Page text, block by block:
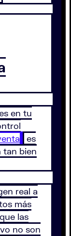
en tu
es
tan bien
real a
más
las
no son